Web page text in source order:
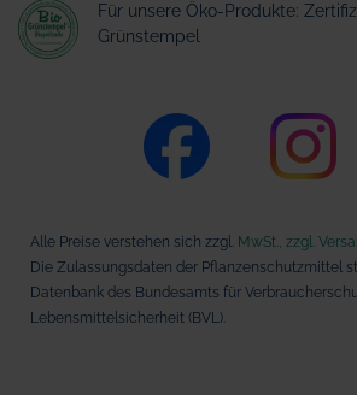
Für unsere Öko-Produkte:
Grünstempel
Alle Preise verstehen sich zzgl. MwSt., zzgl.
Die Zulassungsdaten der Pflanzenschutzmittel
Datenbank des Bundesamts für
Lebensmittelsicherheit (BVL).